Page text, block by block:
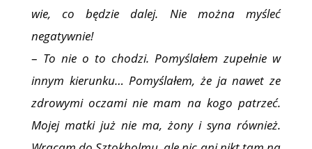
wie, co będzie dalej. Nie można myśleć
negatywnie!
– To nie o to chodzi. Pomyślałem zupełnie w
innym kierunku… Pomyślałem, że ja nawet ze
zdrowymi oczami nie mam na kogo patrzeć.
Mojej matki już nie ma, żony i syna również.